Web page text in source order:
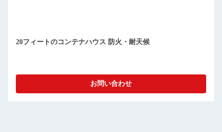
コンパクト 切り離せる プリファブ コンテナ の 家 清掃 が 簡
お問い合わせ